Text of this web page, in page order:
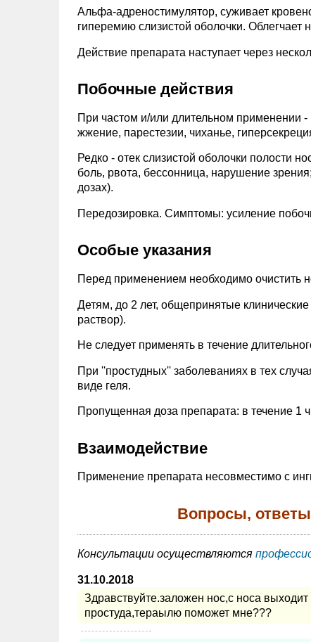
Альфа-адреностимулятор, суживает
гиперемию слизистой оболочки. Облегчает
Действие препарата наступает через
Побочные действия
При частом и/или длительном применении -
жжение, парестезии, чиханье,
Редко - отек слизистой оболочки полости
боль, рвота, бессонница, нарушение
дозах).
Передозировка. Симптомы: усиление
Особые указания
Перед применением необходимо очистить
Детям, до 2 лет, общепринятые
раствор).
Не следует применять в течение
При ''простудных'' заболеваниях в тех
виде геля.
Пропущенная доза препарата: в течение 1
Взаимодействие
Применение препарата несовместимо с
Вопросы,
Консультации осуществляются
31.10.2018
Здравствуйте.заложен нос,с носа выходит
простуда,тераылю поможет мне???